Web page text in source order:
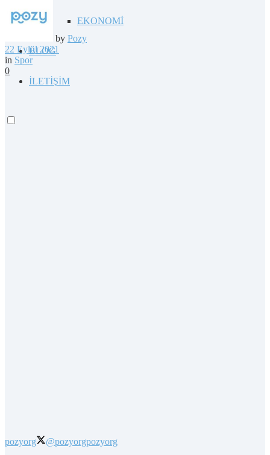
EKONOMİ
BLOG
İLETİŞİM
by Pozy
22 Eylül 2021
in Spor
0
pozyorg @pozyorgpozyorg